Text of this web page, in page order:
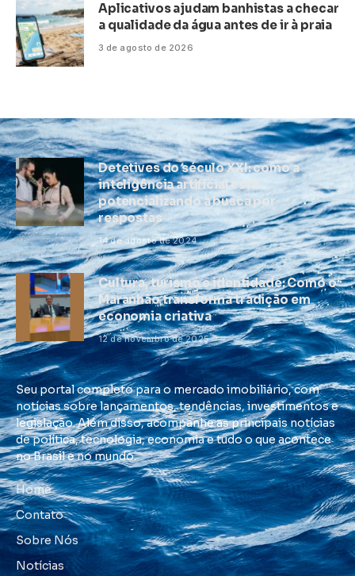
Aplicativos ajudam banhistas a checar
a qualidade da água antes de ir à praia
3 de agosto de 2026
Detetives do século XXI: como a
inteligência artificial está
potencializando a busca por
respostas
14 de agosto de 2024
Cultura, turismo e identidade: Como o
Maranhão transforma tradição em
economia criativa
12 de novembro de 2025
Seu portal completo para o mercado imobiliário, com
notícias sobre lançamentos, tendências, investimentos e
legislação. Além disso, acompanhe as principais notícias
de política, tecnologia, economia e tudo o que acontece
no Brasil e no mundo.
Home
Contato
Sobre Nós
Notícias